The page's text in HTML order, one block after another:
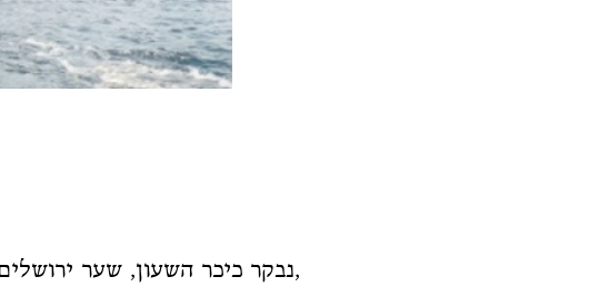
נבקר כיכר השעון, שער ירושלים, כנסיית פטרוס הקדוש, גן הפסגה, שער האמונה, פסל התפוז התלוי,